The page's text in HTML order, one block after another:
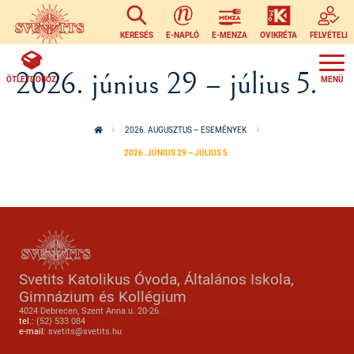
Ugrás a tartalomra
KERESÉS E-NAPLÓ E-MENZA OVIKRÉTA FELVÉTELI
ÖTLETDOBOZ
2026. június 29 – július 5.
2026. AUGUSZTUS – ESEMÉNYEK
2026. JÚNIUS 29 – JÚLIUS 5.
Svetits Katolikus Óvoda, Általános Iskola,
Gimnázium és Kollégium
4024 Debrecen, Szent Anna u. 20-26.
tel.: (52) 533 084
e-mail: svetits@svetits.hu